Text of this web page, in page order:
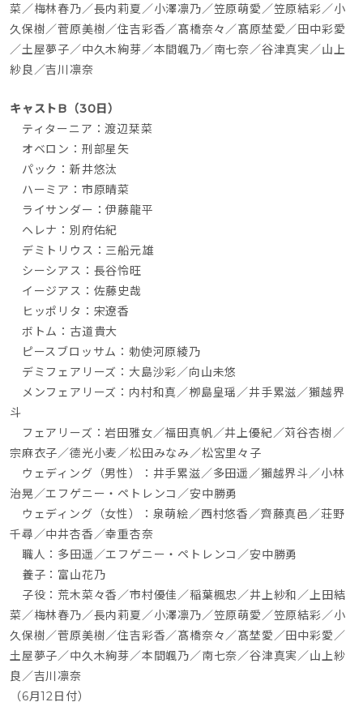
菜／梅林春乃／長内莉夏／小澤凛乃／笠原萌愛／笠原結彩／小
久保樹／菅原美樹／住吉彩香／髙橋奈々／髙原埜愛／田中彩愛
／土屋夢子／中久木絢芽／本間颯乃／南七奈／谷津真実／山上
紗良／吉川凛奈
キャストB（30日）
ティターニア：渡辺栞菜
オベロン：刑部星矢
パック：新井悠汰
ハーミア：市原晴菜
ライサンダー：伊藤龍平
ヘレナ：別府佑紀
デミトリウス：三船元雄
シーシアス：長谷怜旺
イージアス：佐藤史哉
ヒッポリタ：宋遼香
ボトム：古道貴大
ピースブロッサム：勅使河原綾乃
デミフェアリーズ：大島沙彩／向山未悠
メンフェアリーズ：内村和真／栁島皇瑶／井手累滋／獺越界
斗
フェアリーズ：岩田雅女／福田真帆／井上優紀／苅谷杏樹／
宗麻衣子／德光小麦／松田みなみ／松宮里々子
ウェディング（男性）：井手累滋／多田遥／獺越界斗／小林
治晃／エフゲニー・ペトレンコ／安中勝勇
ウェディング（女性）：泉萌絵／西村悠香／齊藤真邑／荘野
千尋／中井杏香／幸重杏奈
職人：多田遥／エフゲニー・ペトレンコ／安中勝勇
養子：富山花乃
子役：荒木菜々香／市村優佳／稲葉楓忠／井上紗和／上田結
菜／梅林春乃／長内莉夏／小澤凛乃／笠原萌愛／笠原結彩／小
久保樹／菅原美樹／住吉彩香／髙橋奈々／髙埜愛／田中彩愛／
土屋夢子／中久木絢芽／本間颯乃／南七奈／谷津真実／山上紗
良／吉川凛奈
（6月12日付）